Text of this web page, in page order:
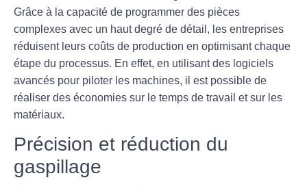
Grâce à la capacité de programmer des pièces
complexes avec un haut degré de détail, les entreprises
réduisent leurs coûts de production en optimisant chaque
étape du processus. En effet, en utilisant des logiciels
avancés pour piloter les machines, il est possible de
réaliser des économies sur le temps de travail et sur les
matériaux.
Précision et réduction du
gaspillage